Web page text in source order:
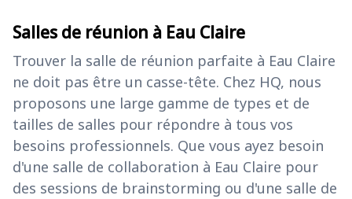
Salles de réunion à Eau Claire
Trouver la salle de réunion parfaite à Eau Claire
ne doit pas être un casse-tête. Chez HQ, nous
proposons une large gamme de types et de
tailles de salles pour répondre à tous vos
besoins professionnels. Que vous ayez besoin
d'une salle de collaboration à Eau Claire pour
des sessions de brainstorming ou d'une salle de